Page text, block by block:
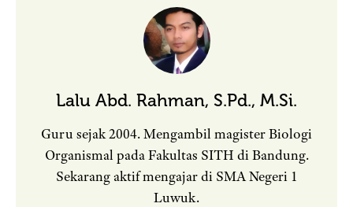
Lalu Abd. Rahman, S.Pd., M.Si.
Guru sejak 2004. Mengambil magister Biologi
Organismal pada Fakultas SITH di Bandung.
Sekarang aktif mengajar di SMA Negeri 1
Luwuk.